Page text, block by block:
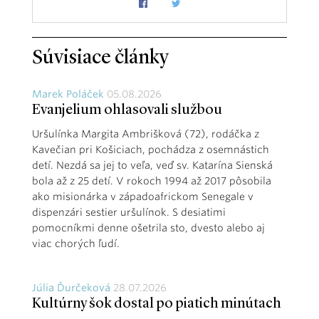
Súvisiace články
Marek Poláček 05.08.2026
Evanjelium ohlasovali službou
Uršulínka Margita Ambrišková (72), rodáčka z
Kavečian pri Košiciach, pochádza z osemnástich
detí. Nezdá sa jej to veľa, veď sv. Katarína Sienská
bola až z 25 detí. V rokoch 1994 až 2017 pôsobila
ako misionárka v západoafrickom Senegale v
dispenzári sestier uršulínok. S desiatimi
pomocníkmi denne ošetrila sto, dvesto alebo aj
viac chorých ľudí.
Júlia Ďurčeková 28.07.2026
Kultúrny šok dostal po piatich minútach